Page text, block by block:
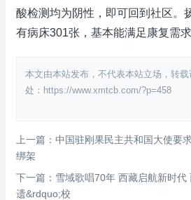
酸检测均为阴性，即可回到社区。
有病床301张，基本能满足康复需求
本文由本站发布，不代表本站立场，转
处：https://www.xmtcb.com/?p=458
上一篇：中国驻刚果民主共和国大使要
绑架
下一篇：雪域歌唱70年 西藏启航新时
遗&rdquo;校